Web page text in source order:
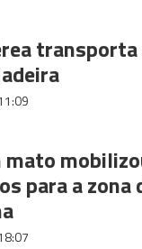
mato
para a zona